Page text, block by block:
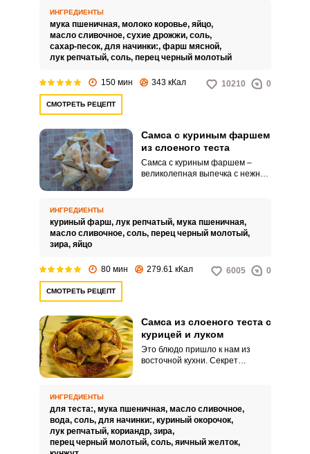
румяной хрустящей корочкой.
ИНГРЕДИЕНТЫ
мука пшеничная, молоко коровье, яйцо,
масло сливочное, сухие дрожжи, соль,
сахар-песок, для начинки:, фарш мясной,
лук репчатый, соль, перец черный молотый
150 мин 343 кКал 10210 0
СМОТРЕТЬ РЕЦЕПТ
Самса с куриным фаршем
из слоеного теста
Самса с куриным фаршем –
великолепная выпечка с нежной
ИНГРЕДИЕНТЫ
куриный фарш, лук репчатый, мука пшеничная,
масло сливочное, соль, перец черный молотый,
зира, яйцо
80 мин 279.61 кКал 6005 0
СМОТРЕТЬ РЕЦЕПТ
Самса из слоеного теста с
курицей и луком
Это блюдо пришло к нам из
восточной кухни. Секрет
ИНГРЕДИЕНТЫ
для теста:, мука пшеничная, масло сливочное,
вода, соль, для начинки:, куриный окорочок,
лук репчатый, кориандр, зира,
перец черный молотый, соль, яичный желток,